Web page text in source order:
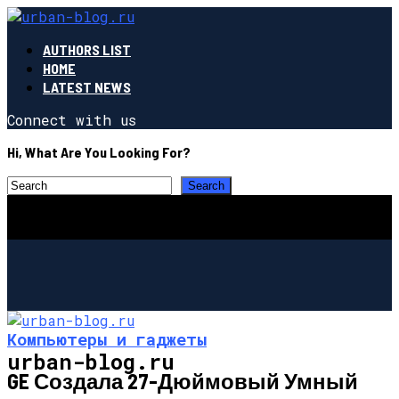
AUTHORS LIST
HOME
LATEST NEWS
Connect with us
Hi, What Are You Looking For?
urban-blog.ru
Компьютеры и гаджеты
GE Создала 27-Дюймовый Умный